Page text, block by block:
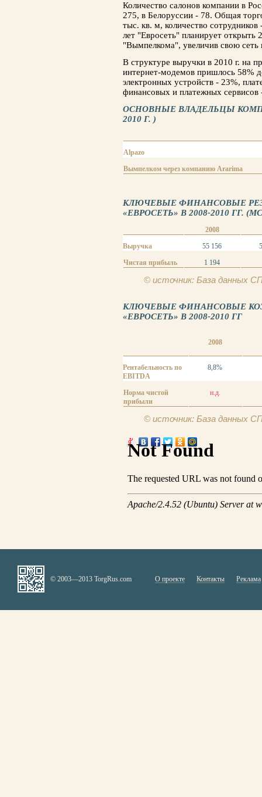
Количество салонов компании в
275, в Белоруссии - 78. Общая
тыс. кв. м, количество
лет "Евросеть" планирует
"Вымпелкома", увеличив свою сеть
В структуре выручки в 2010 г. на
интернет-модемов пришлось 58%
электронных устройств - 23%,
финансовых и платежных сервисов
ОСНОВНЫЕ ВЛАДЕЛЬЦЫ
2010 Г. )
Alpazo
Вымпелком через компанию Ararima
КЛЮЧЕВЫЕ ФИНАНСОВЫЕ
«ЕВРОСЕТЬ» В 2008-2010 ГГ.
2008
Выручка
55 156
Чистая прибыль
1 194
© источник: База данных
КЛЮЧЕВЫЕ ФИНАНСОВЫЕ
«ЕВРОСЕТЬ» В 2008-2010 ГГ
2008
Рентабельность по
EBITDA
8,8%
Норма чистой
прибыли
н.д.
© источник: База данных
© 2003—2013 TorgRus.com О проекте Контакты Реклама